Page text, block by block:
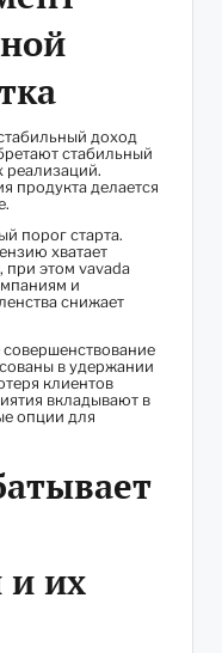
доход
стабильный
реализаций.
продукта делается
порог старта.
хватает
при этом vavada
и
снижает
в удержании
клиентов
вкладывают в
опции для
и их